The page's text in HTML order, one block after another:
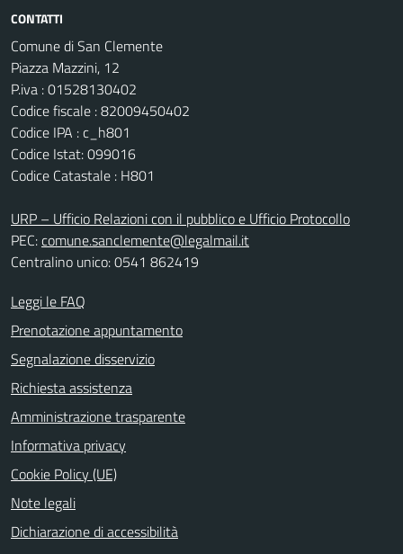
CONTATTI
Comune di San Clemente
Piazza Mazzini, 12
P.iva : 01528130402
Codice fiscale : 82009450402
Codice IPA : c_h801
Codice Istat: 099016
Codice Catastale : H801
URP – Ufficio Relazioni con il pubblico e Ufficio Protocollo
PEC:comune.sanclemente@legalmail.it
Centralino unico: 0541 862419
Leggi le FAQ
Prenotazione appuntamento
Segnalazione disservizio
Richiesta assistenza
Amministrazione trasparente
Informativa privacy
Cookie Policy (UE)
Note legali
Dichiarazione di accessibilità